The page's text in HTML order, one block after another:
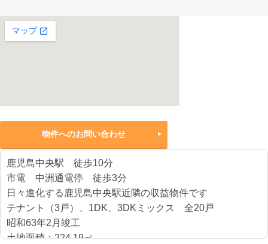
物件へのお問い合わせ
鹿児島中央駅 徒歩10分
市電 中洲通電停 徒歩3分
日々進化する鹿児島中央駅近隣の収益物件です
テナント（3戸）、1DK、3DKミックス 全20戸
昭和63年2月竣工
土地面積：224.19㎡